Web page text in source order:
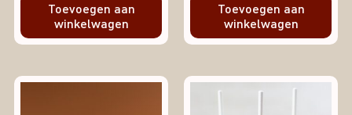
Toevoegen aan
winkelwagen
Toevoegen aan
winkelwagen